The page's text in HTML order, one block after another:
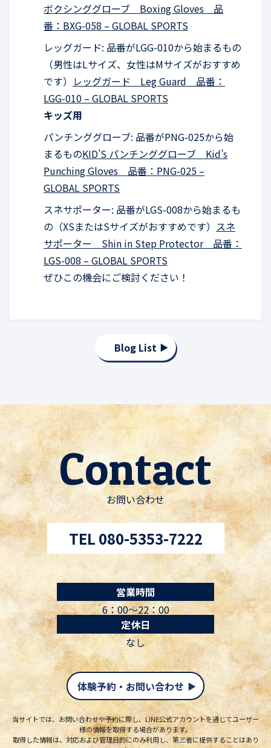
ボクシンググローブ Boxing Gloves 品
番：BXG-058 – GLOBAL SPORTS
レッグガード: 品番がLGG-010から始まるもの
（男性はLサイズ、女性はMサイズがおすすめ
です） レッグガード Leg Guard 品番：
LGG-010 – GLOBAL SPORTS
キッズ用
パンチンググローブ: 品番がPNG-025から始
まるものKID’S パンチンググローブ Kid’s
Punching Gloves 品番：PNG-025 –
GLOBAL SPORTS
スネサポーター: 品番がLGS-008から始まるも
の（XSまたはSサイズがおすすめです） スネ
サポーター Shin in Step Protector 品番：
LGS-008 – GLOBAL SPORTS
ぜひこの機会にご検討ください！
Blog List
Contact
お問い合わせ
TEL 080-5353-7222
営業時間
6：00〜22：00
定休日
なし
体験予約・お問い合わせ
当サイトでは、お問い合わせや予約に際し、LINE公式アカウントを通じてユーザー
様の情報を取得する場合があります。
取得した情報は、対応および管理目的にのみ利用し、第三者に提供することはあり